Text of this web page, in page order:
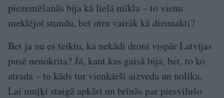
piezemēšanās bija kā lielā mīkla – to vienu
meklējot stundu, bet otru vairāk kā diennakti?
Bet ja nu es teiktu, ka nekādi droni vispār Latvijas
pusē nenokrita? Jā, kaut kas gaisā bija, bet, to ko
atrada – to kāds tur vienkārši aizveda un nolika.
Lai muļķi staigā apkārt un brīnās par piesvilušo